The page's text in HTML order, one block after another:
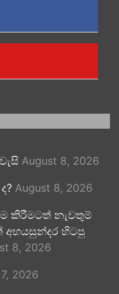
August 8, 2026
August 8, 2026
කිරීමටත් නැවතුම්
අභයසුන්දර හිටපු
8, 2026
2026